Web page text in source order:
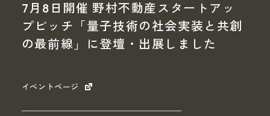
7月8日開催 野村不動産スタートアッ
プピッチ「量子技術の社会実装と共創
の最前線」に登壇・出展しました
イベントページ